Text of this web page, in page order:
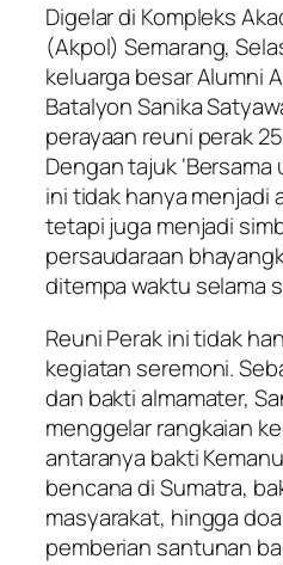
Digelar di Kompleks
(Akpol) Semarang,
keluarga besar Alumni
Batalyon Sanika
perayaan reuni perak
Dengan tajuk
ini tidak hanya menjadi
tetapi juga menjadi
persaudaraan
ditempa waktu selama
Reuni Perak ini tidak
kegiatan seremoni.
dan bakti almamater,
menggelar rangkaian
antaranya bakti
bencana di Sumatra,
masyarakat, hingga
pemberian santunan